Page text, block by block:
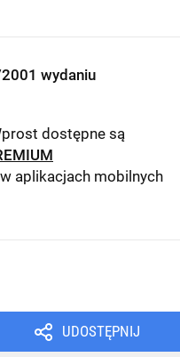
wydaniu
dostępne są
aplikacjach mobilnych
UDOSTĘPNIJ